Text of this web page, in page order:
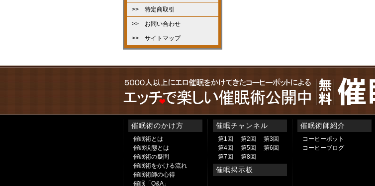
>> 特定商取引
>> お問い合わせ
>> サイトマップ
催眠術のかけ方
催眠術とは
催眠状態とは
催眠術の疑問
催眠術をかける流れ
催眠術師の心得
催眠「Q&A」
催眠チャンネル
第1回 第2回
第3回
第4回
第5回
第6回
第7回
第8回
催眠掲示板
催眠術師紹介
コーヒーポット
コーヒーブログ